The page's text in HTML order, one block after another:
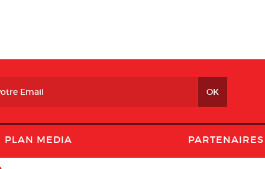
PLAN MEDIA PARTENAIRES